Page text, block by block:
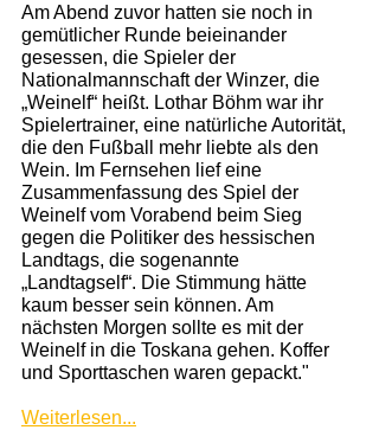
Am Abend zuvor hatten sie noch in
gemütlicher Runde beieinander
gesessen, die Spieler der
Nationalmannschaft der Winzer, die
„Weinelf“ heißt. Lothar Böhm war ihr
Spielertrainer, eine natürliche Autorität,
die den Fußball mehr liebte als den
Wein. Im Fernsehen lief eine
Zusammenfassung des Spiel der
Weinelf vom Vorabend beim Sieg
gegen die Politiker des hessischen
Landtags, die sogenannte
„Landtagself“. Die Stimmung hätte
kaum besser sein können. Am
nächsten Morgen sollte es mit der
Weinelf in die Toskana gehen. Koffer
und Sporttaschen waren gepackt."
Weiterlesen...